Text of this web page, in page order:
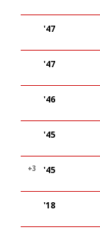
'47
'47
'46
'45
'45
+3
'18